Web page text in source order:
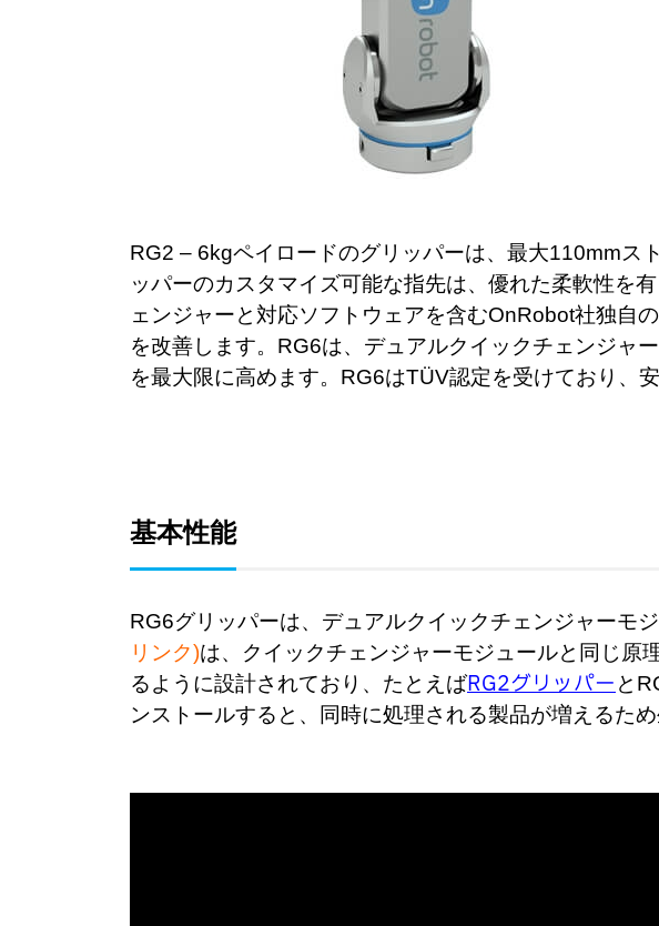
RG2 – 6kgペイロードのグリッパーは、最大110mmス
ッパーのカスタマイズ可能な指先は、優れた柔軟性を
ェンジャーと対応ソフトウェアを含むOnRobot社独自
を改善します。RG6は、デュアルクイックチェンジャ
を最大限に高めます。RG6はTÜV認定を受けており、
基本性能
RG6グリッパーは、デュアルクイックチェンジャーモ
リンク)は、クイックチェンジャーモジュールと同じ原
るように設計されており、たとえばRG2グリッパーと
ンストールすると、同時に処理される製品が増えるた